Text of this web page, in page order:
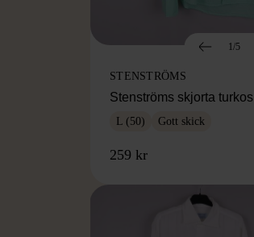
1/5
STENSTRÖMS
Stenströms skjorta turkos
L (50) Gott skick
259 kr